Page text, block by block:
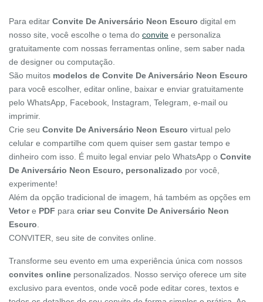
Para editar Convite De Aniversário Neon Escuro digital em
nosso site, você escolhe o tema do convite e personaliza
gratuitamente com nossas ferramentas online, sem saber nada
de designer ou computação.
São muitos modelos de Convite De Aniversário Neon Escuro
para você escolher, editar online, baixar e enviar gratuitamente
pelo WhatsApp, Facebook, Instagram, Telegram, e-mail ou
imprimir.
Crie seu Convite De Aniversário Neon Escuro virtual pelo
celular e compartilhe com quem quiser sem gastar tempo e
dinheiro com isso. É muito legal enviar pelo WhatsApp o Convite
De Aniversário Neon Escuro, personalizado por você,
experimente!
Além da opção tradicional de imagem, há também as opções em
Vetore PDF para criar seu Convite De Aniversário Neon
Escuro
CONVITER, seu site de convites online.
Transforme seu evento em uma experiência única com nossos
convites online personalizados. Nosso serviço oferece um site
exclusivo para eventos, onde você pode editar cores, textos e